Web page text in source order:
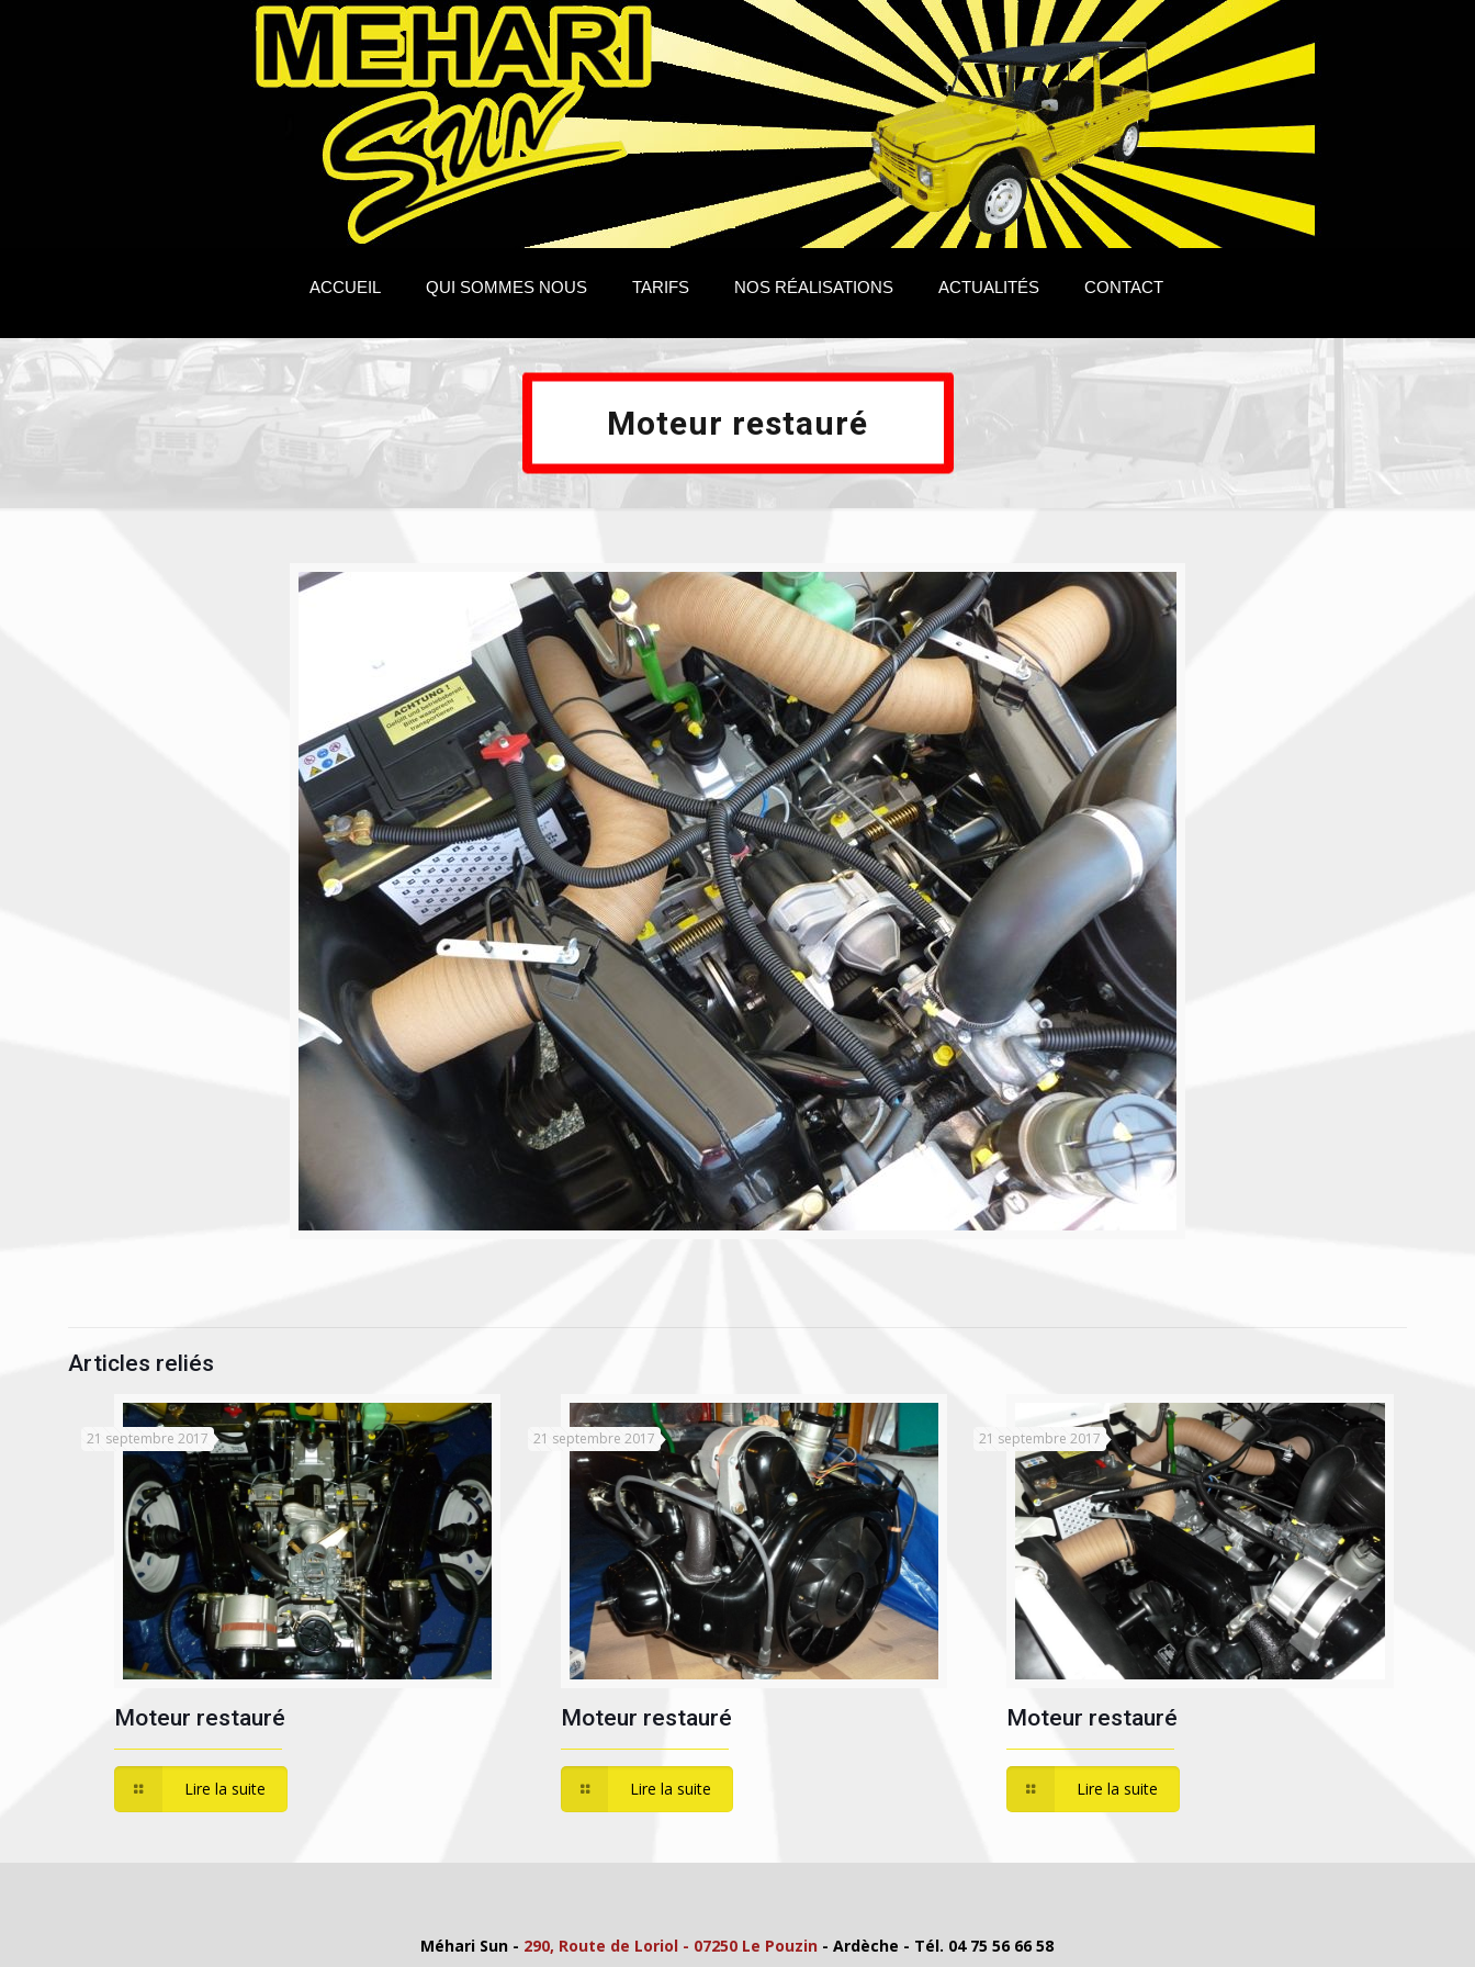
ACCUEIL QUI SOMMES NOUS TARIFS NOS RÉALISATIONS ACTUALITÉS CONTACT
Moteur restauré
Articles reliés
21 septembre 2017
Moteur restauré
Lire la suite
21 septembre 2017
Moteur restauré
Lire la suite
21 septembre 2017
Moteur restauré
Lire la suite
Méhari Sun - 290, Route de Loriol - 07250 Le Pouzin - Ardèche - Tél. 04 75 56 66 58